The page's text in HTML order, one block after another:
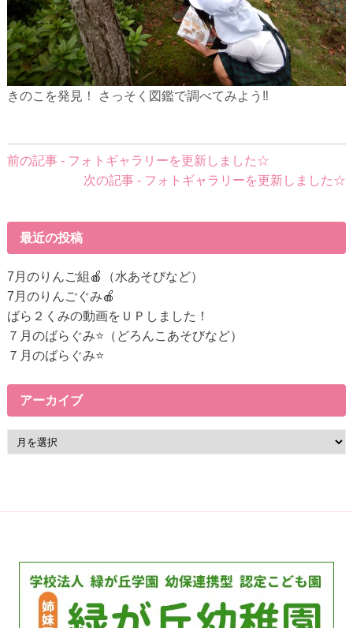
きのこを発見！ さっそく図鑑で調べてみよう‼
前
へ
の
リ
ン
ク
前の記事 - フォトギャラリーを更新しました☆
次の記事 - フォトギャラリーを更新しました☆
最近の投稿
7月のりんご組🍎（水あそびなど）
7月のりんごぐみ🍎
ばら２くみの動画をＵＰしました！
７月のばらぐみ⭐（どろんこあそびなど）
７月のばらぐみ⭐
アーカイブ
ー